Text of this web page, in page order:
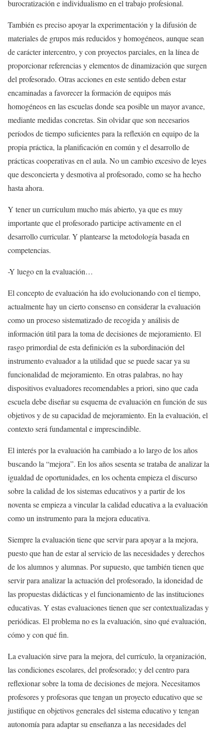
burocratización e individualismo en el trabajo profesional.
También es preciso apoyar la experimentación y la difusión de
materiales de grupos más reducidos y homogéneos, aunque sean
de carácter intercentro, y con proyectos parciales, en la línea de
proporcionar referencias y elementos de dinamización que surgen
del profesorado. Otras acciones en este sentido deben estar
encaminadas a favorecer la formación de equipos más
homogéneos en las escuelas donde sea posible un mayor avance,
mediante medidas concretas. Sin olvidar que son necesarios
períodos de tiempo suficientes para la reflexión en equipo de la
propia práctica, la planificación en común y el desarrollo de
prácticas cooperativas en el aula. No un cambio excesivo de leyes
que desconcierta y desmotiva al profesorado, como se ha hecho
hasta ahora.
Y tener un currículum mucho más abierto, ya que es muy
importante que el profesorado participe activamente en el
desarrollo curricular. Y plantearse la metodología basada en
competencias.
-Y luego en la evaluación…
El concepto de evaluación ha ido evolucionando con el tiempo,
actualmente hay un cierto consenso en considerar la evaluación
como un proceso sistematizado de recogida y análisis de
información útil para la toma de decisiones de mejoramiento. El
rasgo primordial de esta definición es la subordinación del
instrumento evaluador a la utilidad que se puede sacar ya su
funcionalidad de mejoramiento. En otras palabras, no hay
dispositivos evaluadores recomendables a priori, sino que cada
escuela debe diseñar su esquema de evaluación en función de sus
objetivos y de su capacidad de mejoramiento. En la evaluación, el
contexto será fundamental e imprescindible.
El interés por la evaluación ha cambiado a lo largo de los años
buscando la “mejora”. En los años sesenta se trataba de analizar la
igualdad de oportunidades, en los ochenta empieza el discurso
sobre la calidad de los sistemas educativos y a partir de los
noventa se empieza a vincular la calidad educativa a la evaluación
como un instrumento para la mejora educativa.
Siempre la evaluación tiene que servir para apoyar a la mejora,
puesto que han de estar al servicio de las necesidades y derechos
de los alumnos y alumnas. Por supuesto, que también tienen que
servir para analizar la actuación del profesorado, la idoneidad de
las propuestas didácticas y el funcionamiento de las instituciones
educativas. Y estas evaluaciones tienen que ser contextualizadas y
periódicas. El problema no es la evaluación, sino qué evaluación,
cómo y con qué fin.
La evaluación sirve para la mejora, del currículo, la organización,
las condiciones escolares, del profesorado; y del centro para
reflexionar sobre la toma de decisiones de mejora. Necesitamos
profesores y profesoras que tengan un proyecto educativo que se
justifique en objetivos generales del sistema educativo y tengan
autonomía para adaptar su enseñanza a las necesidades del